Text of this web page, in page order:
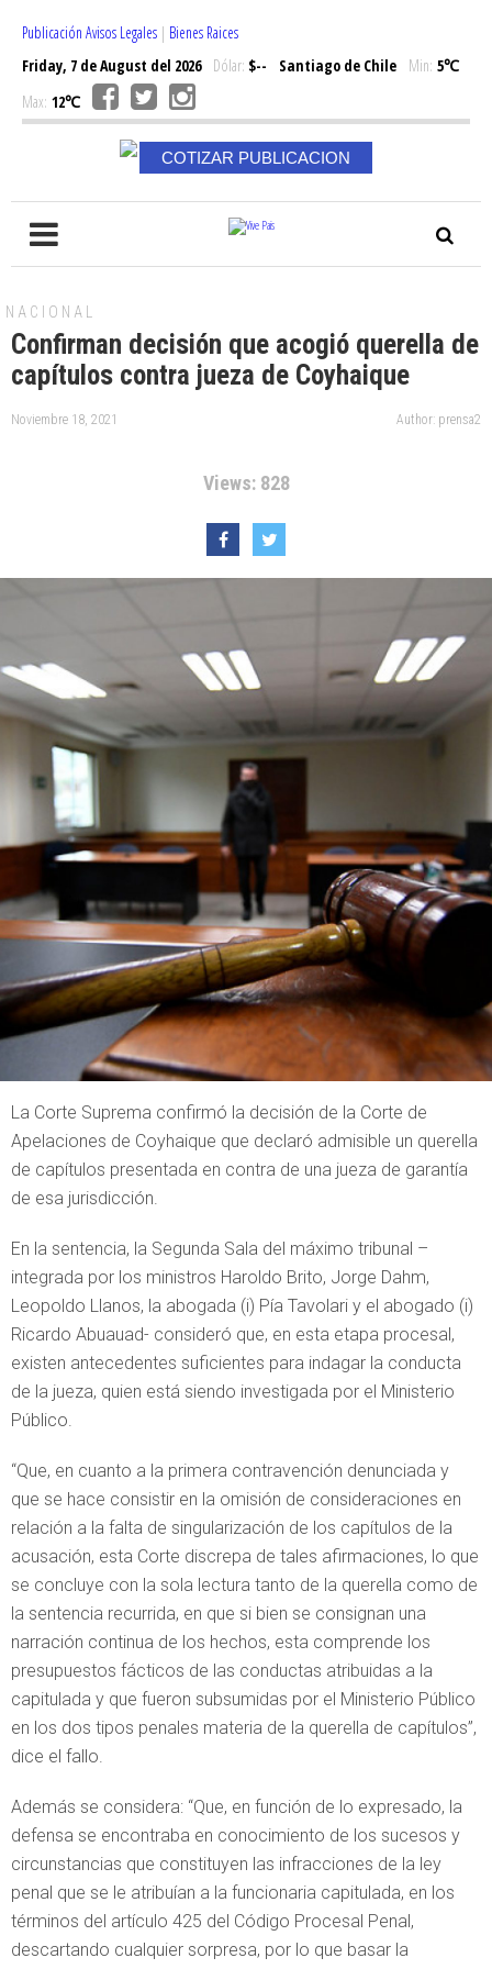
Publicación Avisos Legales | Bienes Raices
Friday, 7 de August del 2026Dólar: $-- Santiago de Chile Min: 5℃
Max: 12℃
COTIZAR PUBLICACION
NACIONAL
Confirman decisión que acogió querella de
capítulos contra jueza de Coyhaique
Noviembre 18, 2021 Author: prensa2
Views: 828
La Corte Suprema confirmó la decisión de la Corte de
Apelaciones de Coyhaique que declaró admisible un querella
de capítulos presentada en contra de una jueza de garantía
de esa jurisdicción.
En la sentencia, la Segunda Sala del máximo tribunal –
integrada por los ministros Haroldo Brito, Jorge Dahm,
Leopoldo Llanos, la abogada (i) Pía Tavolari y el abogado (i)
Ricardo Abuauad- consideró que, en esta etapa procesal,
existen antecedentes suficientes para indagar la conducta
de la jueza, quien está siendo investigada por el Ministerio
Público.
“Que, en cuanto a la primera contravención denunciada y
que se hace consistir en la omisión de consideraciones en
relación a la falta de singularización de los capítulos de la
acusación, esta Corte discrepa de tales afirmaciones, lo que
se concluye con la sola lectura tanto de la querella como de
la sentencia recurrida, en que si bien se consignan una
narración continua de los hechos, esta comprende los
presupuestos fácticos de las conductas atribuidas a la
capitulada y que fueron subsumidas por el Ministerio Público
en los dos tipos penales materia de la querella de capítulos”,
dice el fallo.
Además se considera: “Que, en función de lo expresado, la
defensa se encontraba en conocimiento de los sucesos y
circunstancias que constituyen las infracciones de la ley
penal que se le atribuían a la funcionaria capitulada, en los
términos del artículo 425 del Código Procesal Penal,
descartando cualquier sorpresa, por lo que basar la